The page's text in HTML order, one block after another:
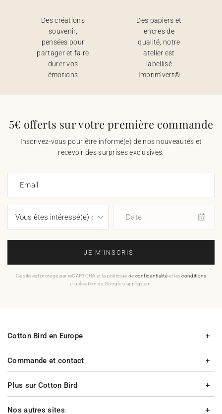
Des créations
souvenir,
pensées pour
partager et faire
durer vos
émotions
Des papiers et
encres de
qualité, notre
atelier est
labellisé
Imprim’vert®
5€ offerts sur votre première commande
Inscrivez-vous pour être informé(e) de nos nouveautés et
recevoir des surprises exclusives.
Email
Date
JE M'INSCRIS !
Ce site est protégé par reCAPTCHA et la politique de confidentialitéet lesconditions
d'utilisation de Google s'appliquent.
Commande et contact
Plus sur Cotton Bird
Cotton Bird en Europe
Nos autres sites